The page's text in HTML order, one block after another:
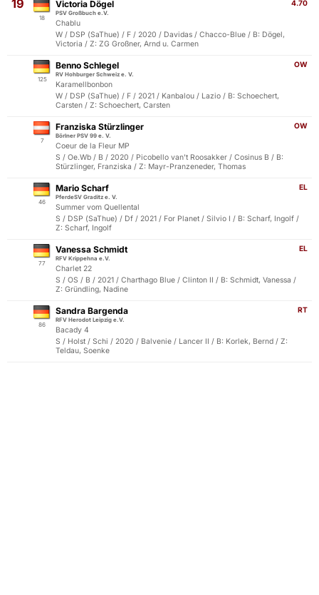
19
18
4.70
Victoria Dögel
PSV Großbuch e.V.
Chablu
W / DSP (SaThue) / F / 2020 / Davidas / Chacco-Blue / B: Dögel,
Victoria / Z: ZG Großner, Arnd u. Carmen
125
OW
Benno Schlegel
RV Hohburger Schweiz e. V.
Karamellbonbon
W / DSP (SaThue) / F / 2021 / Kanbalou / Lazio / B: Schoechert,
Carsten / Z: Schoechert, Carsten
7
OW
Franziska Stürzlinger
Börlner PSV 99 e. V.
Coeur de la Fleur MP
S / Oe.Wb / B / 2020 / Picobello van't Roosakker / Cosinus B / B:
Stürzlinger, Franziska / Z: Mayr-Pranzeneder, Thomas
46
EL
Mario Scharf
PferdeSV Graditz e. V.
Summer vom Quellental
S / DSP (SaThue) / Df / 2021 / For Planet / Silvio I / B: Scharf, Ingolf /
Z: Scharf, Ingolf
77
EL
Vanessa Schmidt
RFV Krippehna e.V.
Charlet 22
S / OS / B / 2021 / Charthago Blue / Clinton II / B: Schmidt, Vanessa /
Z: Gründling, Nadine
86
RT
Sandra Bargenda
RFV Herodot Leipzig e.V.
Bacady 4
S / Holst / Schi / 2020 / Balvenie / Lancer II / B: Korlek, Bernd / Z:
Teldau, Soenke